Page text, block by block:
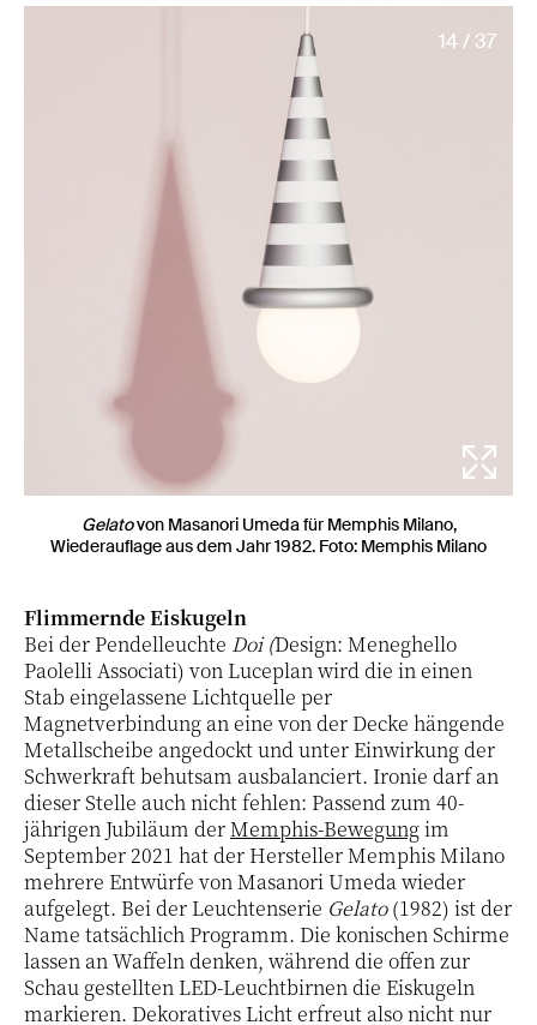
14 / 37
Gelatovon Masanori Umeda für Memphis Milano,
Wiederauflage aus dem Jahr 1982. Foto: Memphis Milano
Flimmernde Eiskugeln
Bei der Pendelleuchte Doi (Design: Meneghello
Paolelli Associati) von Luceplan wird die in einen
Stab eingelassene Lichtquelle per
Magnetverbindung an eine von der Decke hängende
Metallscheibe angedockt und unter Einwirkung der
Schwerkraft behutsam ausbalanciert. Ironie darf an
dieser Stelle auch nicht fehlen: Passend zum 40-
jährigen Jubiläum derMemphis-Bewegungim
September 2021 hat der Hersteller Memphis Milano
mehrere Entwürfe von Masanori Umeda wieder
aufgelegt. Bei der Leuchtenserie Gelato(1982) ist der
Name tatsächlich Programm. Die konischen Schirme
lassen an Waffeln denken, während die offen zur
Schau gestellten LED-Leuchtbirnen die Eiskugeln
markieren. Dekoratives Licht erfreut also nicht nur